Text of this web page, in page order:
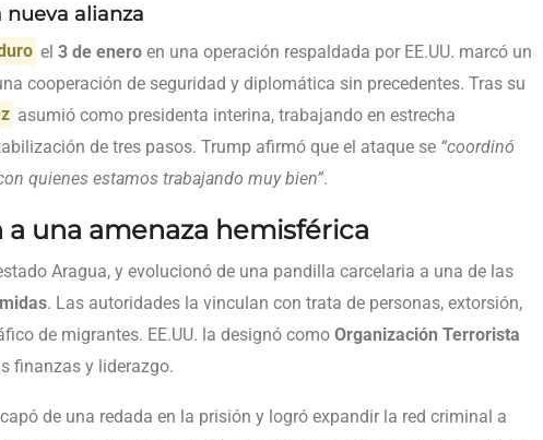
alianza
el3 de enero en una operación respaldada por EE.UU. marcó un
cooperación de seguridad y diplomática sin precedentes. Tras su
asumió como presidenta interina, trabajando en estrecha
de tres pasos. Trump afirmó que el ataque se “coordinó
quienes estamos trabajando muy bien”.
una amenaza hemisférica
Aragua, y evolucionó de una pandilla carcelaria a una de las
. Las autoridades la vinculan con trata de personas, extorsión,
de migrantes. EE.UU. la designó como Organización Terrorista
finanzas y liderazgo.
de una redada en la prisión y logró expandir la red criminal a